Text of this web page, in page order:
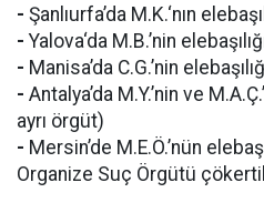
- Şanlıurfa’da M.K.‘nın
- Yalova‘da M.B.’nin
- Manisa’da C.G.’nin
- Antalya’da M.Y.’nin ve
ayrı örgüt)
- Mersin’de M.E.Ö.’nün
Organize Suç Örgütü